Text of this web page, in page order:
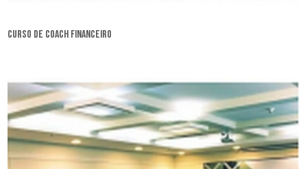
curso de coach financeiro